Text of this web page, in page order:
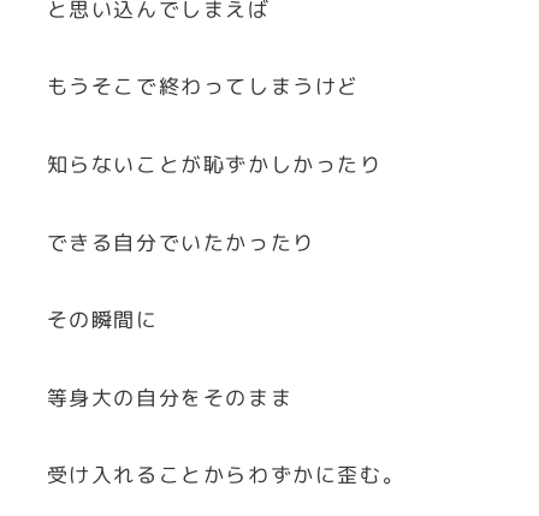
と思い込んでしまえば
もうそこで終わってしまうけど
知らないことが恥ずかしかったり
できる自分でいたかったり
その瞬間に
等身大の自分をそのまま
受け入れることからわずかに歪む。